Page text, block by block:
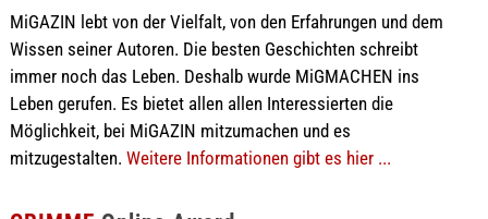
MiGAZIN lebt von der Vielfalt, von den Erfahrungen und dem
Wissen seiner Autoren. Die besten Geschichten schreibt
immer noch das Leben. Deshalb wurde MiGMACHEN ins
Leben gerufen. Es bietet allen allen Interessierten die
Möglichkeit, bei MiGAZIN mitzumachen und es
mitzugestalten. Weitere Informationen gibt es hier ...